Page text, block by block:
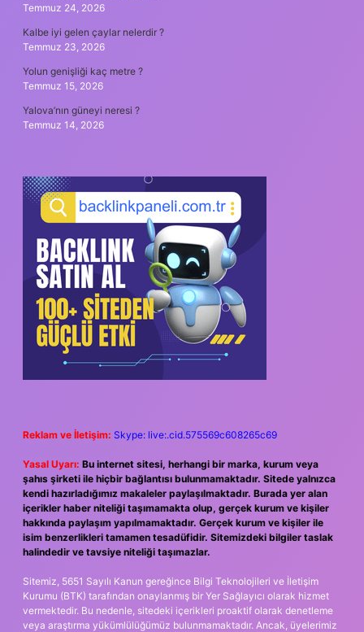
Temmuz 24, 2026
Kalbe iyi gelen çaylar nelerdir ?
Temmuz 23, 2026
Yolun genişliği kaç metre ?
Temmuz 15, 2026
Yalova’nın güneyi neresi ?
Temmuz 14, 2026
Reklam ve İletişim: Skype: live:.cid.575569c608265c69
Yasal Uyarı: Bu internet sitesi, herhangi bir marka, kurum veya
şahıs şirketi ile hiçbir bağlantısı bulunmamaktadır. Sitede yalnızca
kendi hazırladığımız makaleler paylaşılmaktadır. Burada yer alan
içerikler haber niteliği taşımamakta olup, gerçek kurum ve kişiler
hakkında paylaşım yapılmamaktadır. Gerçek kurum ve kişiler ile
isim benzerlikleri tamamen tesadüfidir. Sitemizdeki bilgiler taslak
halindedir ve tavsiye niteliği taşımazlar.
Sitemiz, 5651 Sayılı Kanun gereğince Bilgi Teknolojileri ve İletişim
Kurumu (BTK) tarafından onaylanmış bir Yer Sağlayıcı olarak hizmet
vermektedir. Bu nedenle, sitedeki içerikleri proaktif olarak denetleme
veya araştırma yükümlülüğümüz bulunmamaktadır. Ancak, üyelerimiz